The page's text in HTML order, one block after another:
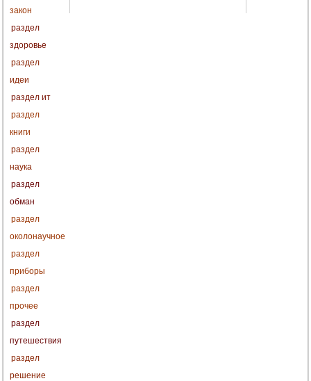
закон
раздел
здоровье
раздел
идеи
раздел ит
раздел
книги
раздел
наука
раздел
обман
раздел
околонаучное
раздел
приборы
раздел
прочее
раздел
путешествия
раздел
решение